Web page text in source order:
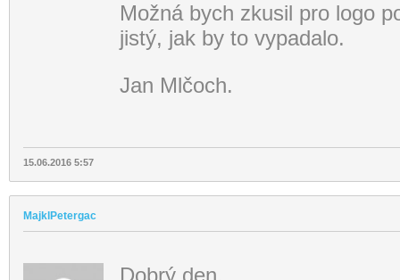
Možná bych zkusil pro logo
jistý, jak by to vypadalo.
Jan Mlčoch.
15.06.2016 5:57
MajklPetergac